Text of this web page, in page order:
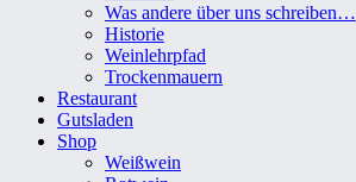
Was andere über uns schreiben…
Historie
Weinlehrpfad
Trockenmauern
Restaurant
Gutsladen
Shop
Weißwein